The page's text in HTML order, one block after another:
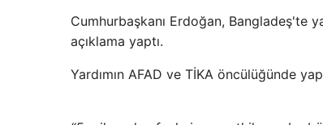
Cumhurbaşkanı Erdoğan, Bangladeş'te
açıklama yaptı.
Yardımın AFAD ve TİKA öncülüğünde